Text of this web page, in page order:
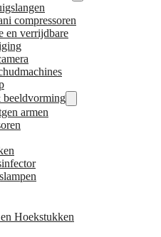
compressoren
en verrijdbare
armen
Hoekstukken